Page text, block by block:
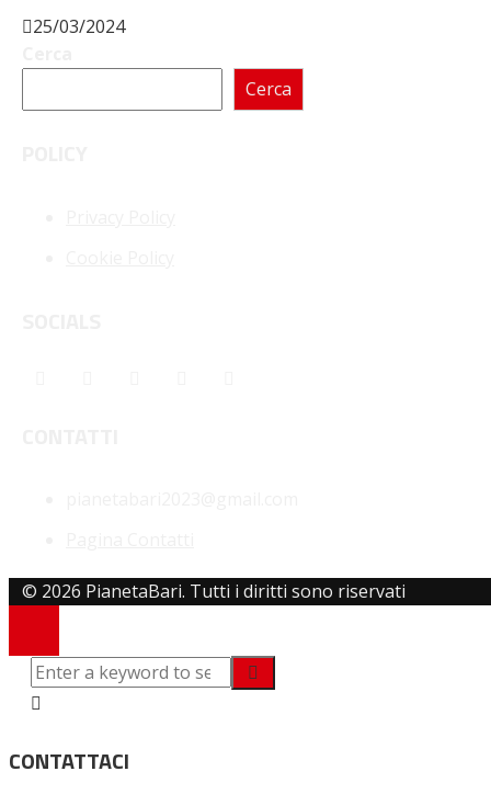
25/03/2024
Cerca
© 2026 PianetaBari. Tutti i diritti sono riservati
CONTATTACI